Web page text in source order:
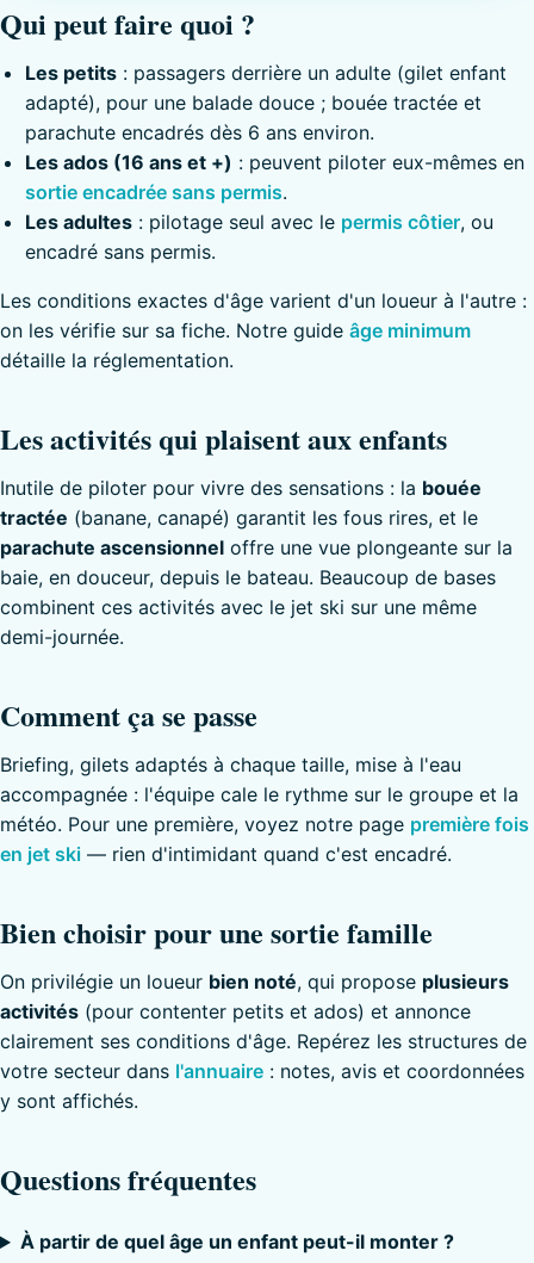
Qui peut faire quoi ?
Les petits: passagers derrière un adulte (gilet enfant
adapté), pour une balade douce ; bouée tractée et
parachute encadrés dès 6 ans environ.
Les ados (16 ans et +) : peuvent piloter eux-mêmes en
sortie encadrée sans permis.
Les adultes: pilotage seul avec le permis côtier, ou
encadré sans permis.
Les conditions exactes d'âge varient d'un loueur à l'autre :
on les vérifie sur sa fiche. Notre guide âge minimum
détaille la réglementation.
Les activités qui plaisent aux enfants
Inutile de piloter pour vivre des sensations : la bouée
tractée (banane, canapé) garantit les fous rires, et le
parachute ascensionnel offre une vue plongeante sur la
baie, en douceur, depuis le bateau. Beaucoup de bases
combinent ces activités avec le jet ski sur une même
demi-journée.
Comment ça se passe
Briefing, gilets adaptés à chaque taille, mise à l'eau
accompagnée : l'équipe cale le rythme sur le groupe et la
météo. Pour une première, voyez notre page première fois
en jet ski — rien d'intimidant quand c'est encadré.
Bien choisir pour une sortie famille
On privilégie un loueur bien noté, qui propose plusieurs
activités (pour contenter petits et ados) et annonce
clairement ses conditions d'âge. Repérez les structures de
votre secteur dans l'annuaire : notes, avis et coordonnées
y sont affichés.
Questions fréquentes
À partir de quel âge un enfant peut-il monter ?